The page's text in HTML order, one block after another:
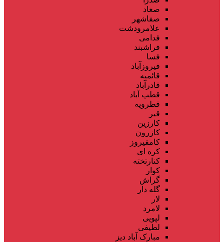
صغاد
صفاشهر
علامرودشت
فدامی
فراشبند
فسا
فیروزآباد
قائمیه
قادرآباد
قطب آباد
قطرویه
قیر
کارزین
کازرون
کامفیروز
کره ای
کنارتخته
کوار
گراش
گله دار
لار
لامرد
لپویی
لطیفی
مبارک آباد دیز